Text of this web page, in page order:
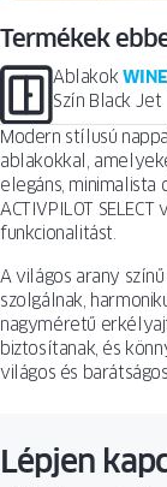
Termékek
Ablakok
Szín Black Jet
Modern stílusú
ablakokkal,
elegáns, minimalista
ACTIVPILOT
funkcionalitást.
A világos arany
szolgálnak,
nagyméretű
biztosítanak, és
világos és
Lépjen